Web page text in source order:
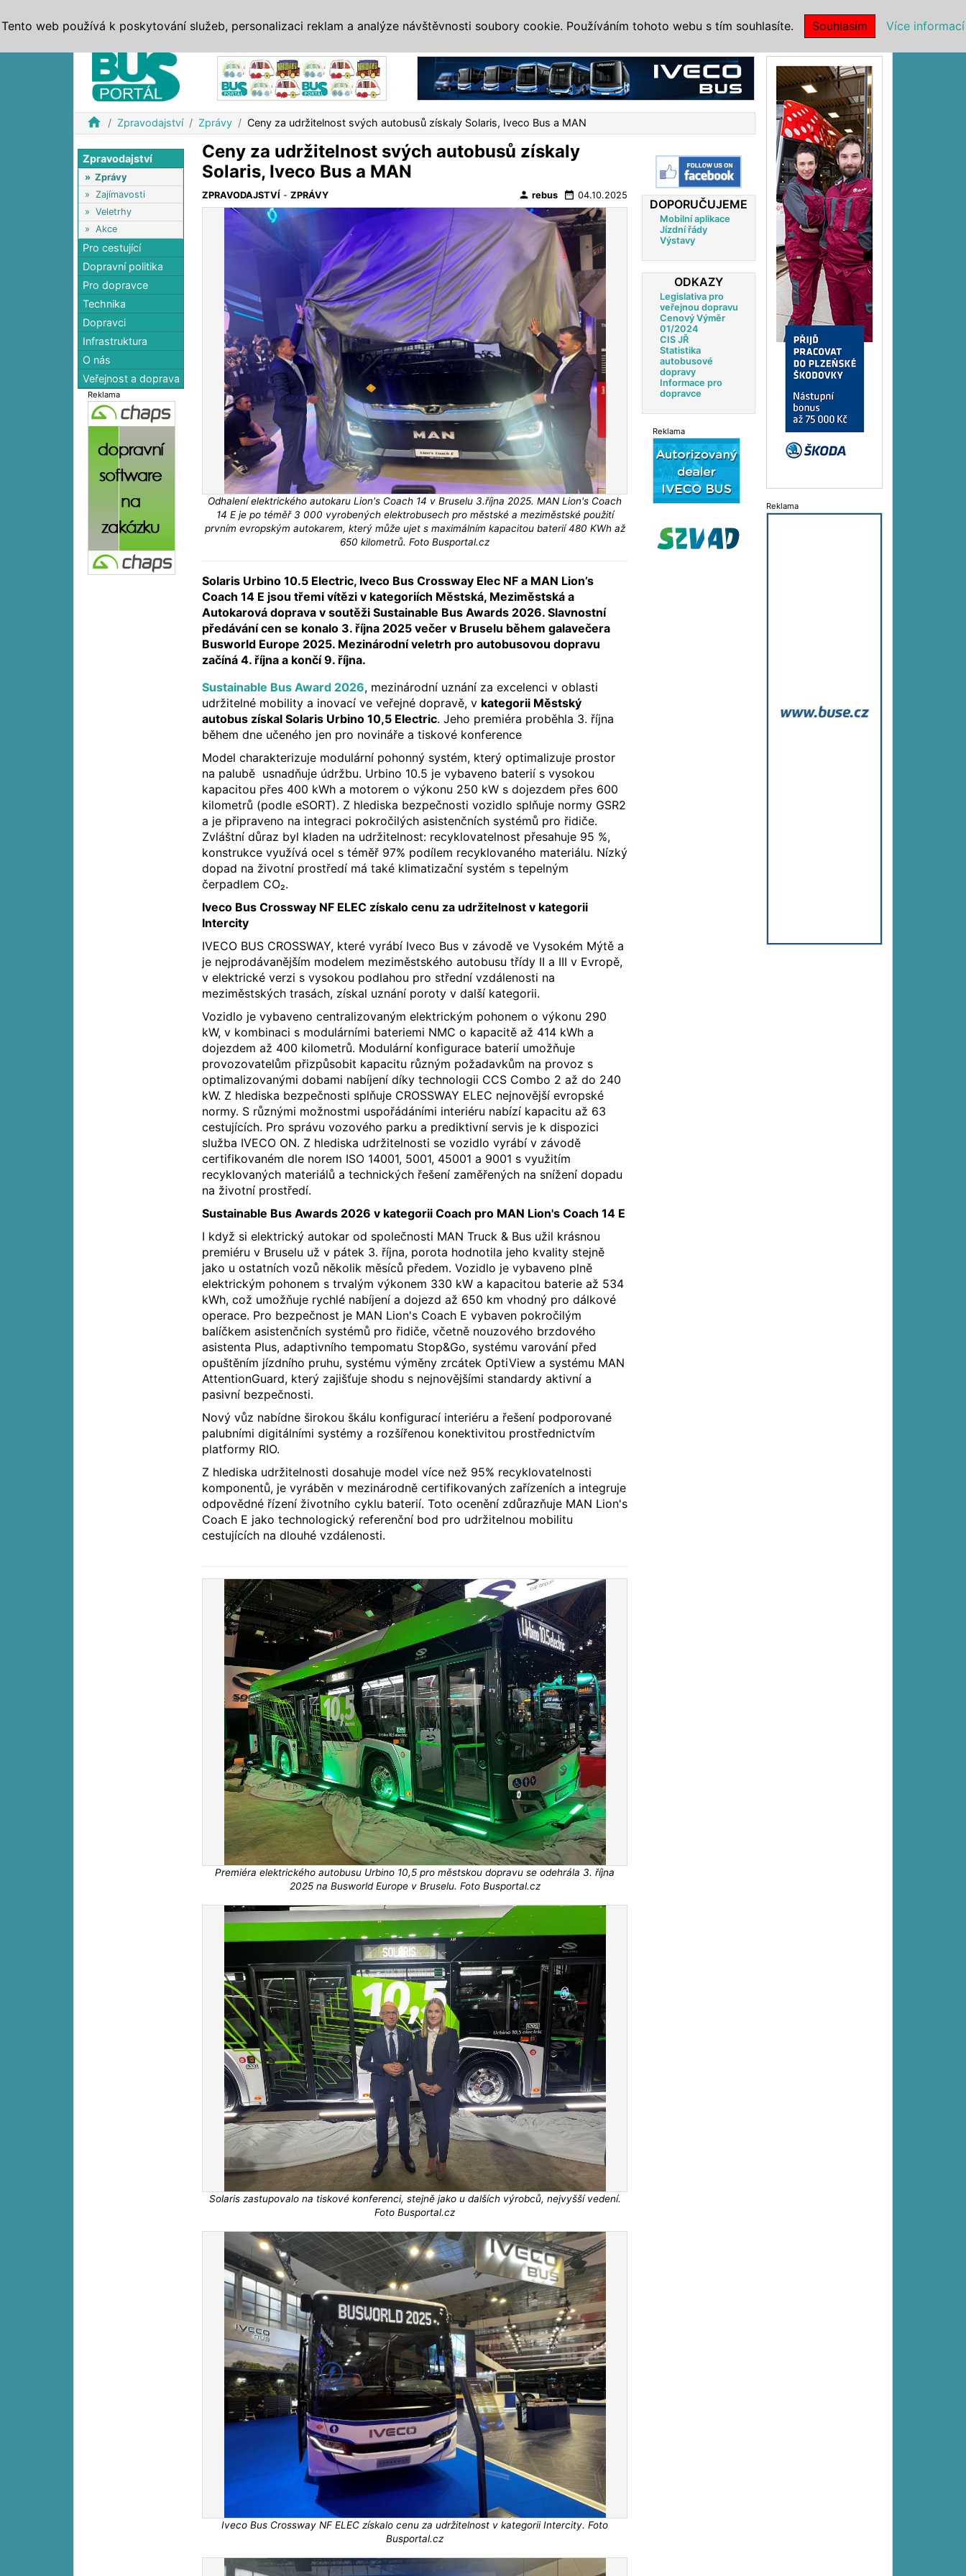
home Zpravodajství Zprávy Ceny za udržitelnost svých autobusů získaly Solaris, Iveco Bus a MAN
Zpravodajství
» Zprávy
» Zajímavosti
» Veletrhy
» Akce
Pro cestující
Dopravní politika
Pro dopravce
Technika
Dopravci
Infrastruktura
O nás
Veřejnost a doprava
Reklama
Ceny za udržitelnost svých autobusů získaly
Solaris, Iveco Bus a MAN
ZPRAVODAJSTVÍ -ZPRÁVY person rebus date_range 04.10.2025
Odhalení elektrického autokaru Lion's Coach 14 v Bruselu 3.října 2025. MAN Lion's Coach
14 E je po téměř 3 000 vyrobených elektrobusech pro městské a meziměstské použití
prvním evropským autokarem, který může ujet s maximálním kapacitou baterií 480 KWh až
650 kilometrů. Foto Busportal.cz
Solaris Urbino 10.5 Electric, Iveco Bus Crossway Elec NF a MAN Lion’s
Coach 14 E jsou třemi vítězi v kategoriích Městská, Meziměstská a
Autokarová doprava v soutěži Sustainable Bus Awards 2026. Slavnostní
předávání cen se konalo 3. října 2025 večer v Bruselu během galavečera
Busworld Europe 2025. Mezinárodní veletrh pro autobusovou dopravu
začíná 4. října a končí 9. října.
Sustainable Bus Award 2026, mezinárodní uznání za excelenci v oblasti
udržitelné mobility a inovací ve veřejné dopravě, v kategorii Městský
autobus získal Solaris Urbino 10,5 Electric. Jeho premiéra proběhla 3. října
během dne učeného jen pro novináře a tiskové konference
Model charakterizuje modulární pohonný systém, který optimalizuje prostor
na palubě usnadňuje údržbu. Urbino 10.5 je vybaveno baterií s vysokou
kapacitou přes 400 kWh a motorem o výkonu 250 kW s dojezdem přes 600
kilometrů (podle eSORT). Z hlediska bezpečnosti vozidlo splňuje normy GSR2
a je připraveno na integraci pokročilých asistenčních systémů pro řidiče.
Zvláštní důraz byl kladen na udržitelnost: recyklovatelnost přesahuje 95 %,
konstrukce využívá ocel s téměř 97% podílem recyklovaného materiálu. Nízký
dopad na životní prostředí má také klimatizační systém s tepelným
čerpadlem CO₂.
Iveco Bus Crossway NF ELEC získalo cenu za udržitelnost v kategorii
Intercity
IVECO BUS CROSSWAY, které vyrábí Iveco Bus v závodě ve Vysokém Mýtě a
je nejprodávanějším modelem meziměstského autobusu třídy II a III v Evropě,
v elektrické verzi s vysokou podlahou pro střední vzdálenosti na
meziměstských trasách, získal uznání poroty v další kategorii.
Vozidlo je vybaveno centralizovaným elektrickým pohonem o výkonu 290
kW, v kombinaci s modulárními bateriemi NMC o kapacitě až 414 kWh a
dojezdem až 400 kilometrů. Modulární konfigurace baterií umožňuje
provozovatelům přizpůsobit kapacitu různým požadavkům na provoz s
optimalizovanými dobami nabíjení díky technologii CCS Combo 2 až do 240
kW. Z hlediska bezpečnosti splňuje CROSSWAY ELEC nejnovější evropské
normy. S různými možnostmi uspořádáními interiéru nabízí kapacitu až 63
cestujících. Pro správu vozového parku a prediktivní servis je k dispozici
služba IVECO ON. Z hlediska udržitelnosti se vozidlo vyrábí v závodě
certifikovaném dle norem ISO 14001, 5001, 45001 a 9001 s využitím
recyklovaných materiálů a technických řešení zaměřených na snížení dopadu
na životní prostředí.
Sustainable Bus Awards 2026 v kategorii Coach pro MAN Lion's Coach 14 E
I když si elektrický autokar od společnosti MAN Truck & Bus užil krásnou
premiéru v Bruselu už v pátek 3. října, porota hodnotila jeho kvality stejně
jako u ostatních vozů několik měsíců předem. Vozidlo je vybaveno plně
elektrickým pohonem s trvalým výkonem 330 kW a kapacitou baterie až 534
kWh, což umožňuje rychlé nabíjení a dojezd až 650 km vhodný pro dálkové
operace. Pro bezpečnost je MAN Lion's Coach E vybaven pokročilým
balíčkem asistenčních systémů pro řidiče, včetně nouzového brzdového
asistenta Plus, adaptivního tempomatu Stop&Go, systému varování před
opuštěním jízdního pruhu, systému výměny zrcátek OptiView a systému MAN
AttentionGuard, který zajišťuje shodu s nejnovějšími standardy aktivní a
pasivní bezpečnosti.
Nový vůz nabídne širokou škálu konfigurací interiéru a řešení podporované
palubními digitálními systémy a rozšířenou konektivitou prostřednictvím
platformy RIO.
Z hlediska udržitelnosti dosahuje model více než 95% recyklovatelnosti
komponentů, je vyráběn v mezinárodně certifikovaných zařízeních a integruje
odpovědné řízení životního cyklu baterií. Toto ocenění zdůrazňuje MAN Lion's
Coach E jako technologický referenční bod pro udržitelnou mobilitu
cestujících na dlouhé vzdálenosti.
Premiéra elektrického autobusu Urbino 10,5 pro městskou dopravu se odehrála 3. října
2025 na Busworld Europe v Bruselu. Foto Busportal.cz
Solaris zastupovalo na tiskové konferenci, stejně jako u dalších výrobců, nejvyšší vedení.
Foto Busportal.cz
Iveco Bus Crossway NF ELEC získalo cenu za udržitelnost v kategorii Intercity. Foto
Busportal.cz
DOPORUČUJEME
Mobilní aplikace
Jízdní řády
Výstavy
ODKAZY
Legislativa pro
veřejnou dopravu
Cenový Výměr
01/2024
CIS JŘ
Statistika
autobusové
dopravy
Informace pro
dopravce
Reklama
Reklama
Tento web používá k poskytování služeb, personalizaci reklam a analýze návštěvnosti soubory cookie. Používáním tohoto webu s tím souhlasíte. Souhlasím Více informací